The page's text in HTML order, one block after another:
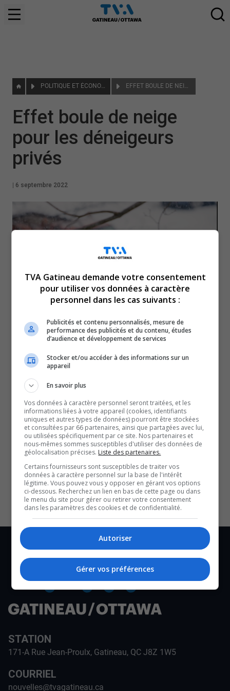
POLITIQUE ET ÉCONOMIE EFFET BOULE DE NEIGE POUR LES DÉNEIGEURS PRIVÉS
Effet boule de neige
pour les déneigeurs
privés
6 septembre 2022
Est-ce que les contrats de déneigement privés risquent
La question se pose quand on regarde les avis de
renouvellement que les clients ont reçu dans les derniers
jours.
L’inflation, combinée à la pénurie de main d’œuvre dans
l’industrie a déjà des impacts sur le portefeuille de la
clientèle.
SOUTENIR NOS MÉDIAS, C’EST PROTÉGER NOTRE
CULTURE ET NOTRE ÉCONOMIE
STATION
171-A Rue Jean-Proulx, Gatineau, QC J8Z 1W5
COURRIEL
nouvelles@tvagatineau.ca
TVA Gatineau demande votre consentement
pour utiliser vos données à caractère
personnel dans les cas suivants :
Publicités et contenu personnalisés, mesure de
performance des publicités et du contenu, études
d’audience et développement de services
Stocker et/ou accéder à des informations sur un
appareil
En savoir plus
Vos données à caractère personnel seront traitées, et les
informations liées à votre appareil (cookies, identifiants
uniques et autres types de données) pourront être stockées
et consultées par 66 partenaires, ainsi que partagées avec lui,
ou utilisées spécifiquement par ce site. Nos partenaires et
nous-mêmes sommes susceptibles d'utiliser des données de
géolocalisation précises. Liste des partenaires.
Certains fournisseurs sont susceptibles de traiter vos
données à caractère personnel sur la base de l'intérêt
légitime. Vous pouvez vous y opposer en gérant vos options
ci-dessous. Recherchez un lien en bas de cette page ou dans
le menu du site pour gérer ou retirer votre consentement
dans les paramètres des cookies et de confidentialité.
Autoriser
Gérer vos préférences